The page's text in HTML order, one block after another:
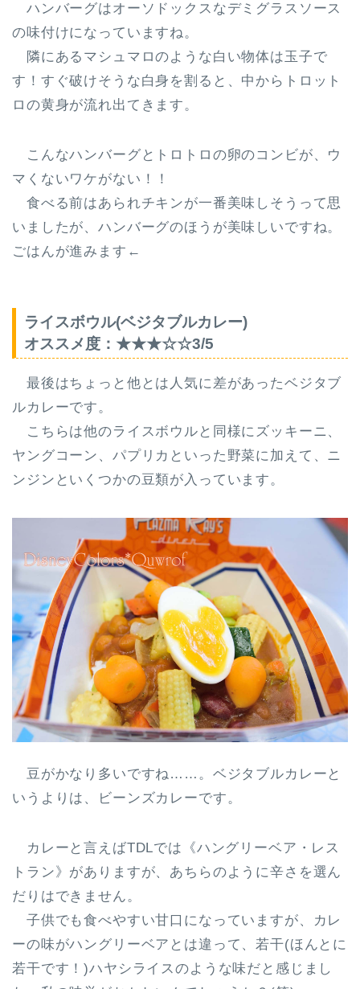
ハンバーグはオーソドックスなデミグラスソース
の味付けになっていますね。
隣にあるマシュマロのような白い物体は玉子で
す！すぐ破けそうな白身を割ると、中からトロット
ロの黄身が流れ出てきます。
こんなハンバーグとトロトロの卵のコンビが、ウ
マくないワケがない！！
食べる前はあられチキンが一番美味しそうって思
いましたが、ハンバーグのほうが美味しいですね。
ごはんが進みます←
ライスボウル(ベジタブルカレー)
オススメ度：★★★☆☆3/5
最後はちょっと他とは人気に差があったベジタブ
ルカレーです。
こちらは他のライスボウルと同様にズッキーニ、
ヤングコーン、パプリカといった野菜に加えて、 ニ
ンジンといくつかの豆類が入っています。
豆がかなり多いですね……。ベジタブルカレーと
いうよりは、ビーンズカレーです。
カレーと言えばTDLでは《ハングリーベア・レス
トラン》がありますが、あちらのように辛さを選ん
だりはできません 。
子供でも食べやすい甘口になっていますが、カレ
ーの味がハングリーベアとは違って、 若干(ほんとに
若干です！)ハヤシライスのような味だと感じまし